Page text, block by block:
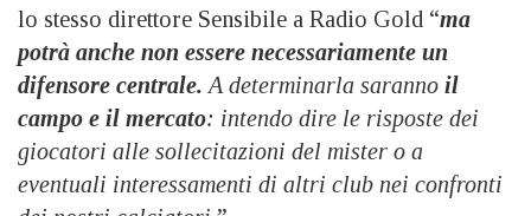
lo stesso direttore Sensibile a Radio Gold “ma
potrà anche non essere necessariamente un
difensore centrale. A determinarla saranno il
campo e il mercato: intendo dire le risposte dei
giocatori alle sollecitazioni del mister o a
eventuali interessamenti di altri club nei confronti